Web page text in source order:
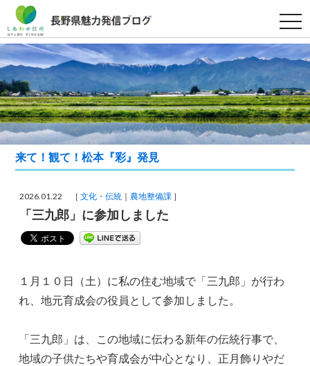
t
o
g
l
n
a
v
i
g
a
t
n
来て！観て！松本『彩』発見
2026.01.22 ［文化・伝統 農地整備課 ］
「三九郎」に参加しました
１月１０日（土）に私の住む地域で「三九郎」が行わ
れ、地元育成会の役員として参加しました。
「三九郎」は、この地域に伝わる新年の伝統行事で、
地域の子供たちや育成会が中心となり、正月飾りやだ